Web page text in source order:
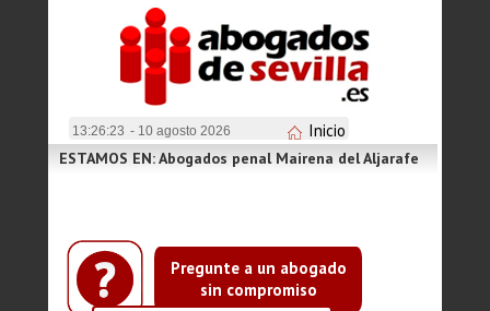
13:26:24 - 10 agosto 2026 Inicio
Pregunte a un abogado
sin compromiso
ESTAMOS EN: Abogados penal Mairena del Aljarafe